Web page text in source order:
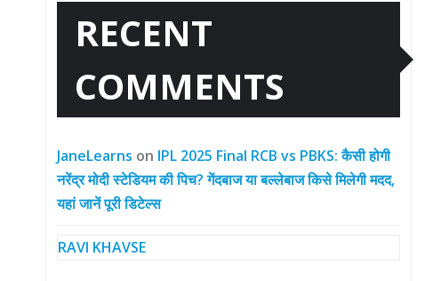
RECENT
COMMENTS
JaneLearns on IPL 2025 Final RCB vs PBKS: कैसी होगी
नरेंद्र मोदी स्टेडियम की पिच? गेंदबाज या बल्लेबाज किसे मिलेगी मदद,
यहां जानें पूरी डिटेल्स
RAVI KHAVSE